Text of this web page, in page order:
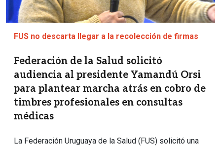
FUS no descarta llegar a la recolección de firmas
Federación de la Salud solicitó
audiencia al presidente Yamandú Orsi
para plantear marcha atrás en cobro de
timbres profesionales en consultas
médicas
La Federación Uruguaya de la Salud (FUS) solicitó una